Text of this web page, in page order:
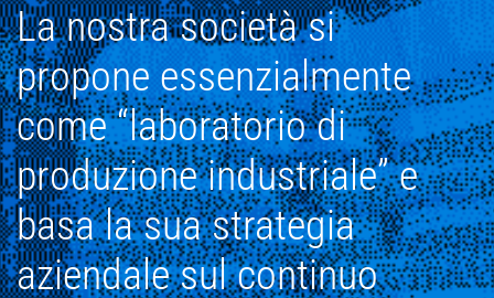
La nostra società si
propone essenzialmente
come “laboratorio di
produzione industriale” e
basa la sua strategia
aziendale sul continuo